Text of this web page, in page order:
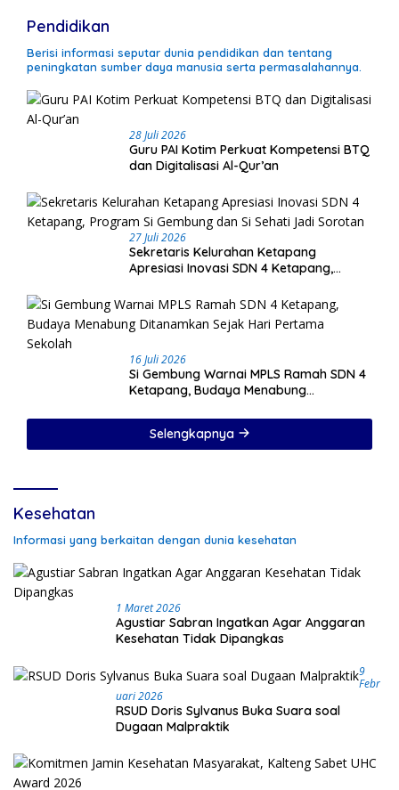
Pendidikan
Berisi informasi seputar dunia pendidikan dan tentang
peningkatan sumber daya manusia serta permasalahannya.
28 Juli 2026
Guru PAI Kotim Perkuat Kompetensi BTQ
dan Digitalisasi Al-Qur’an
27 Juli 2026
Sekretaris Kelurahan Ketapang
Apresiasi Inovasi SDN 4 Ketapang,
Sorotan
16 Juli 2026
Si Gembung Warnai MPLS Ramah SDN 4
Ketapang, Budaya Menabung
Selengkapnya
Kesehatan
Informasi yang berkaitan dengan dunia kesehatan
1 Maret 2026
Agustiar Sabran Ingatkan Agar Anggaran
Kesehatan Tidak Dipangkas
9
Febr
Uari 2026
RSUD Doris Sylvanus Buka Suara soal
Dugaan Malpraktik